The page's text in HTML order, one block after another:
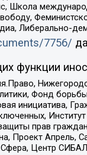
Школа
Либерально-
7756/
функции
Фонд
инициатива,
прав
Проект
Центр